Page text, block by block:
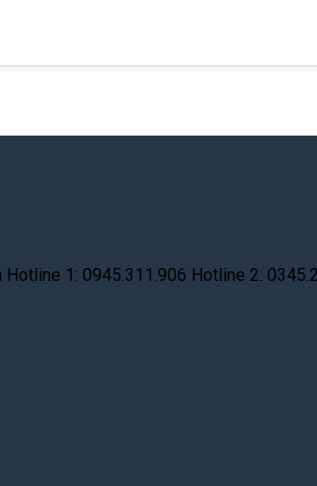
Hotline 1: 0945.311.906 Hotline 2: